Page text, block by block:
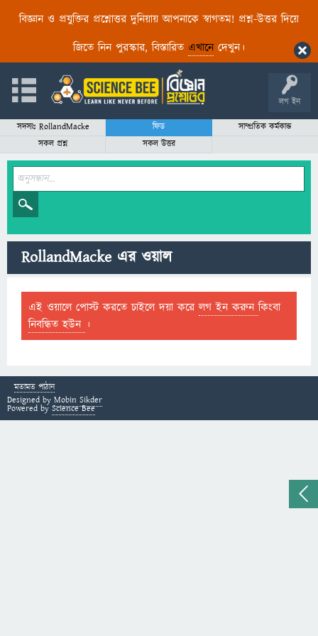
বিজ্ঞান ও প্রযুক্তির প্রশ্নোত্তর দুনিয়ায় আপনাকে স্বাগতম! প্রশ্ন-উত্তর দিয়ে
জিতে নিন পুরস্কার, বিস্তারিত এখানেদেখুন।
লগ ইন
সদস্যঃ RollandMacke ফিড
সাম্প্রতিক কর্মকান্ড
সকল প্রশ্ন
সকল উত্তর
RollandMacke এর ওয়াল
এই ওয়ালে পোস্ট করতে চাইলে দয়া করেলগ ইন করুনকিংবা
নিবন্ধিত হউন ।
মতামত পাঠান
Designed by Mobin Sikder
Powered by Science Bee